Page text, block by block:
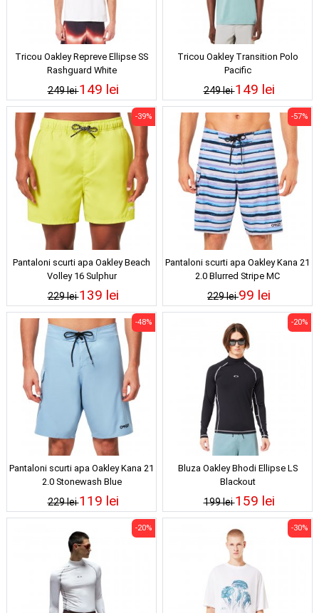
Tricou Oakley Repreve Ellipse SS
Rashguard White
249 lei149 lei
Tricou Oakley Transition Polo
Pacific
249 lei149 lei
Pantaloni scurti apa Oakley Beach
Volley 16 Sulphur
229 lei
-39%
139 lei
Pantaloni scurti apa Oakley Kana 21
2.0 Blurred Stripe MC
229 lei
-57%
99 lei
Pantaloni scurti apa Oakley Kana 21
2.0 Stonewash Blue
229 lei
-48%
119 lei
Bluza Oakley Bhodi Ellipse LS
Blackout
199 lei
-20%
159 lei
-20% -30%